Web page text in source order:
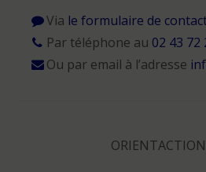
Via le formulaire de
Par téléphone au 02 43 72
Ou par email à l’adresse